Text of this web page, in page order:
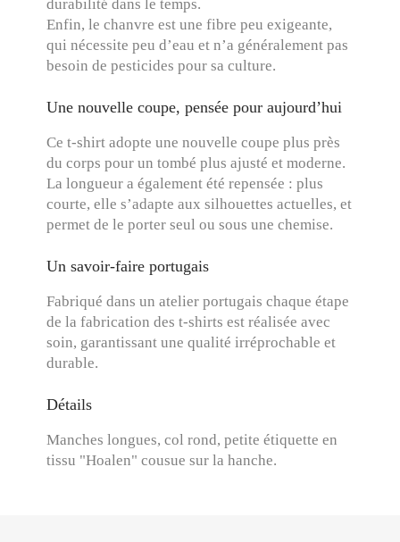
durabilité dans le temps.
Enfin, le chanvre est une fibre peu exigeante,
qui nécessite peu d’eau et n’a généralement pas
besoin de pesticides pour sa culture.
Une nouvelle coupe, pensée pour aujourd’hui
Ce t-shirt adopte une nouvelle coupe plus près
du corps pour un tombé plus ajusté et moderne.
La longueur a également été repensée : plus
courte, elle s’adapte aux silhouettes actuelles, et
permet de le porter seul ou sous une chemise.
Un savoir-faire portugais
Fabriqué dans un atelier portugais chaque étape
de la fabrication des t-shirts est réalisée avec
soin, garantissant une qualité irréprochable et
durable.
Détails
Manches longues, col rond, petite étiquette en
tissu "Hoalen" cousue sur la hanche.